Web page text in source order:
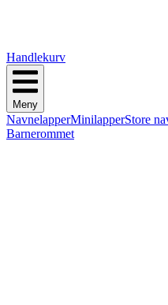
Handlekurv
Meny
NavnelapperMinilapperStore
Barnerommet